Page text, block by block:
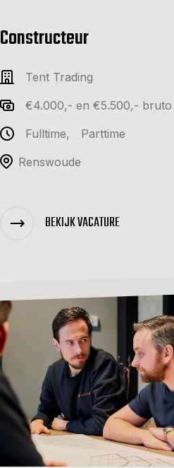
Constructeur
Tent Trading
€4.000,- en €5.500,- bruto
Fulltime,
Parttime
Renswoude
BEKIJK VACATURE